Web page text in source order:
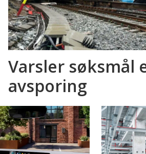
Varsler
avsporing